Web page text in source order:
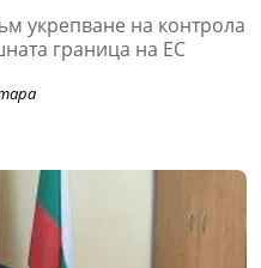
укрепване на контрола
граница на ЕС